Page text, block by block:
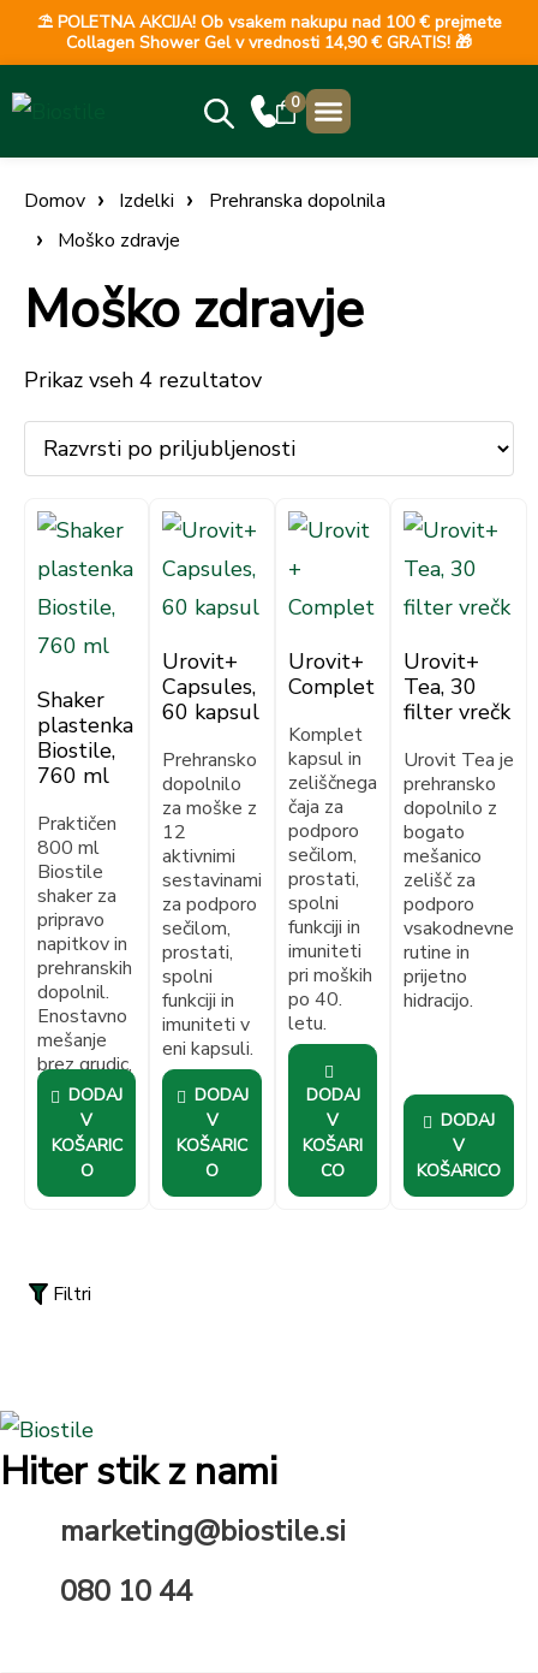
⛱️ POLETNA AKCIJA! Ob vsakem nakupu nad 100 € prejmete
Collagen Shower Gel v vrednosti 14,90 € GRATIS! 🎁
0
Domov Izdelki
Prehranska dopolnila
Moško zdravje
Moško zdravje
Prikaz vseh 4 rezultatov
Shaker
plastenka
Biostile,
760 ml
Praktičen
800 ml
Biostile
shaker za
pripravo
napitkov in
prehranskih
dopolnil.
Enostavno
mešanje
brez grudic,
idealen za
doma,
telovadnico
ali na poti.
DODAJ
V
KOŠARIC
O
Urovit+
Capsules,
60 kapsul
Prehransko
dopolnilo
za moške z
12
aktivnimi
sestavinami
za podporo
sečilom,
prostati,
spolni
funkciji in
imuniteti v
eni kapsuli.
DODAJ
V
KOŠARIC
O
Urovit+
Complet
Komplet
kapsul in
zeliščnega
čaja za
podporo
sečilom,
prostati,
spolni
funkciji in
imuniteti
pri moških
po 40.
letu.
DODAJ
V
KOŠARI
CO
Urovit+
Tea, 30
filter vrečk
Urovit Tea je
prehransko
dopolnilo z
bogato
mešanico
zelišč za
podporo
vsakodnevne
rutine in
prijetno
hidracijo.
DODAJ
V
KOŠARICO
Filtri
Hiter stik z nami
marketing@biostile.si
080 10 44